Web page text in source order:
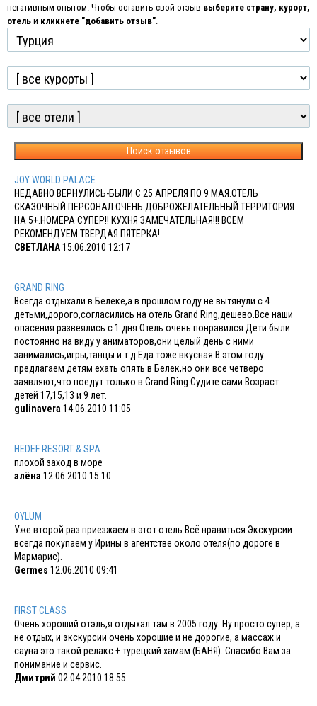
негативным опытом Чтобы оставить свой отзыв выберите страну, курорт,
отель и кликнете "добавить отзыв"
Поиск отзывов
JOY WORLD PALACE
НЕДАВНО ВЕРНУЛИСЬ-БЫЛИ С 25 АПРЕЛЯ ПО 9 МАЯ.ОТЕЛЬ
СКАЗОЧНЫЙ.ПЕРСОНАЛ ОЧЕНЬ ДОБРОЖЕЛАТЕЛЬНЫЙ.ТЕРРИТОРИЯ
НА 5+.НОМЕРА СУПЕР!! КУХНЯ ЗАМЕЧАТЕЛЬНАЯ!!! ВСЕМ
РЕКОМЕНДУЕМ.ТВЕРДАЯ ПЯТЕРКА!
СВЕТЛАНА15.06.2010 12:17
GRAND RING
Всегда отдыхали в Белеке,а в прошлом году не вытянули с 4
детьми,дорого,согласились на отель Grand Ring,дешево.Все наши
опасения развеялись с 1 дня.Отель очень понравился.Дети были
постоянно на виду у аниматоров,они целый день с ними
занимались,игры,танцы и т.д.Еда тоже вкусная.В этом году
предлагаем детям ехать опять в Белек,но они все четверо
заявляют,что поедут только в Grand Ring.Судите сами.Возраст
детей 17,15,13 и 9 лет.
gulinavera 14.06.2010 11:05
HEDEF RESORT & SPA
плохой заход в море
алёна 12.06.2010 15:10
OYLUM
Уже второй раз приезжаем в этот отель.Всё нравиться.Экскурсии
всегда покупаем у Ирины в агентстве около отеля(по дороге в
Мармарис).
Germes 12.06.2010 09:41
FIRST CLASS
Очень хороший отэль,я отдыхал там в 2005 году. Ну просто супер, а
не отдых, и экскурсии очень хорошие и не дорогие, а массаж и
сауна это такой релакс + турецкий хамам (БАНЯ). Спасибо Вам за
понимание и сервис.
Дмитрий 02.04.2010 18:55